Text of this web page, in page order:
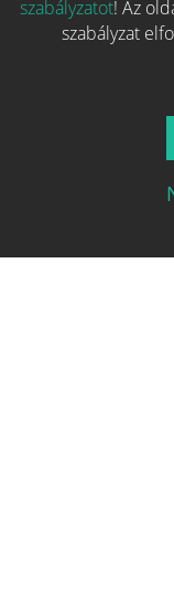
szabályzatot! Az
szabályzat